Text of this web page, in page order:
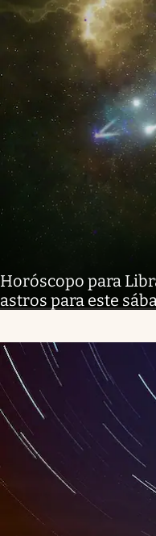
Horóscopo para
astros para este